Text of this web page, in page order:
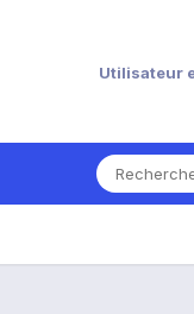
Utilisateur